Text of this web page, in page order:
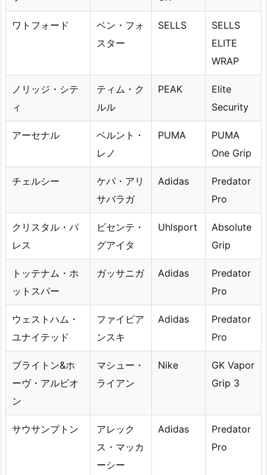
ワトフォード
ベン・フォ
スター
SELLS
SELLS
ELITE
WRAP
ノリッジ・シテ
ィ
ティム・ク
ルル
PEAK
Elite
Security
アーセナル
ベルント・
レノ
PUMA
PUMA
One Grip
チェルシー
ケパ・アリ
サバラガ
Adidas
Predator
Pro
クリスタル・パ
レス
ビセンテ・
グアイタ
Uhlsport
Absolute
Grip
トッテナム・ホ
ットスパー
ガッサニガ Adidas
Predator
Pro
ウェストハム・
ユナイテッド
ファイビア
ンスキ
Adidas
Predator
Pro
ブライトン&ホ
ーヴ・アルビオ
ン
マシュー・
ライアン
Nike
GK Vapor
Grip 3
サウサンプトン
アレック
ス・マッカ
ーシー
Adidas
Predator
Pro